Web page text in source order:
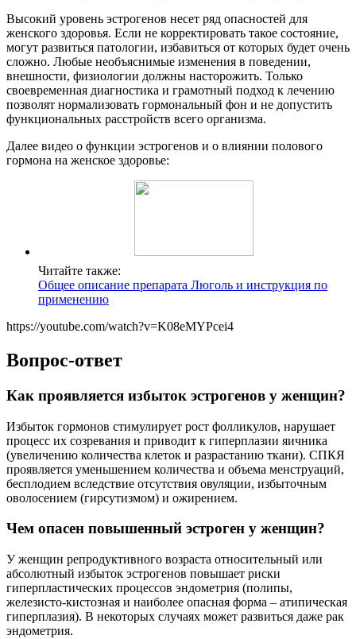
Высокий уровень эстрогенов несет ряд опасностей для
женского здоровья. Если не корректировать такое состояние,
могут развиться патологии, избавиться от которых будет очень
сложно. Любые необъяснимые изменения в поведении,
внешности, физиологии должны насторожить. Только
своевременная диагностика и грамотный подход к лечению
позволят нормализовать гормональный фон и не допустить
функциональных расстройств всего организма.
Далее видео о функции эстрогенов и о влиянии полового
гормона на женское здоровье:
Читайте также:
Общее описание препарата Люголь и инструкция по
применению
https://youtube.com/watch?v=K08eMYPcei4
Вопрос-ответ
Как проявляется избыток эстрогенов у женщин?
Избыток гормонов стимулирует рост фолликулов, нарушает
процесс их созревания и приводит к гиперплазии яичника
(увеличению количества клеток и разрастанию ткани). СПКЯ
проявляется уменьшением количества и объема менструаций,
бесплодием вследствие отсутствия овуляции, избыточным
оволосением (гирсутизмом) и ожирением.
Чем опасен повышенный эстроген у женщин?
У женщин репродуктивного возраста относительный или
абсолютный избыток эстрогенов повышает риски
гиперпластических процессов эндометрия (полипы,
железисто-кистозная и наиболее опасная форма – атипическая
гиперплазия). В некоторых случаях может развиться даже рак
эндометрия.